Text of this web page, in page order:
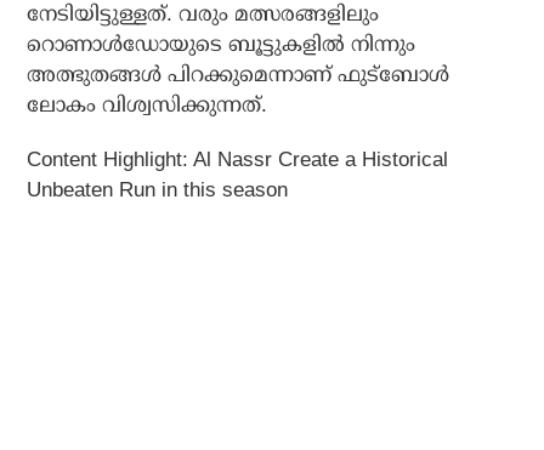
നേടിയിട്ടുള്ളത്. വരും മത്സരങ്ങളിലും
റൊണാള്‍ഡോയുടെ ബൂട്ടുകളില്‍ നിന്നും
അത്ഭുതങ്ങള്‍ പിറക്കുമെന്നാണ് ഫുട്‌ബോള്‍
ലോകം വിശ്വസിക്കുന്നത്.
Content Highlight: Al Nassr Create a Historical
Unbeaten Run in this season